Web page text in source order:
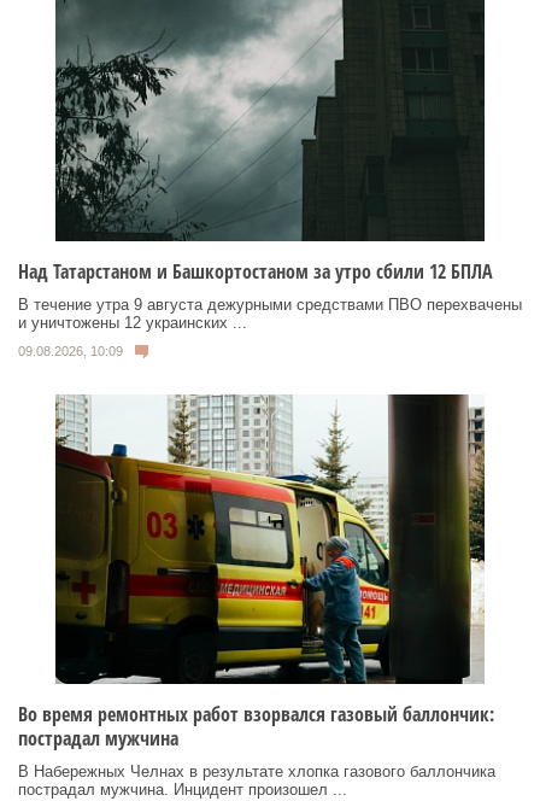
Над Татарстаном и Башкортостаном за утро сбили 12 БПЛА
В течение утра 9 августа дежурными средствами ПВО перехвачены
и уничтожены 12 украинских ...
09.08.2026, 10:09
Во время ремонтных работ взорвался газовый баллончик:
пострадал мужчина
В Набережных Челнах в результате хлопка газового баллончика
пострадал мужчина. Инцидент произошел ...